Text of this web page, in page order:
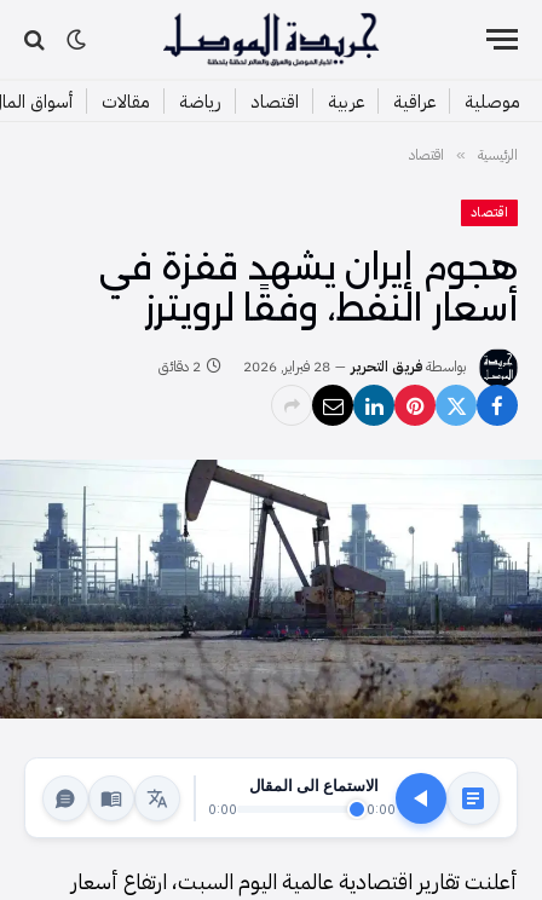
موصلية عراقية عربية اقتصاد رياضة مقالات أسواق
الرئيسية » اقتصاد
اقتصاد
هجوم إيران يشهد قفزة في
أسعار النفط، وفقًا لرويترز
بواسطةفريق التحرير 28 فبراير, 2026 2 دقائق
الاستماع الى المقال
0:00
0:00
أعلنت تقارير اقتصادية عالمية اليوم السبت، ارتفاع أسعار